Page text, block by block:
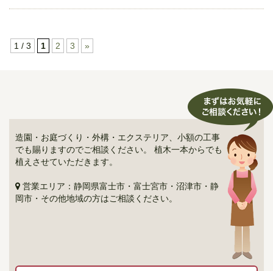
1 / 3 1 2 3 »
造園・お庭づくり・外構・エクステリア、小額の工事
でも賜りますのでご相談ください。 植木一本からでも
植えさせていただきます。
営業エリア：静岡県富士市・富士宮市・沼津市・静
岡市・その他地域の方はご相談ください。